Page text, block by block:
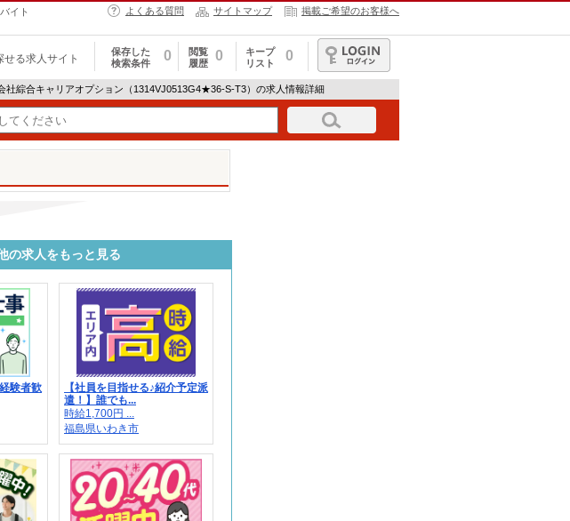
イト
よくある質問 サイトマップ 掲載ご希望のお客様へ
せる求人サイト
保存した
検索条件
0
閲覧
履歴
0
キープ
リスト
0
ログイン
社綜合キャリアオプション（1314VJ0513G4★36-S-T3）の求人情報詳細
の求人をもっと見る
験者歓
【社員を目指せる♪紹介予定派
遣！】誰でも...
時給1,700円 ...
福島県いわき市